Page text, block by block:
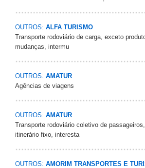
OUTROS: ALFA TURISMO
Transporte rodoviário de carga, exceto
mudanças, intermu
OUTROS: AMATUR
Agências de viagens
OUTROS: AMATUR
Transporte rodoviário coletivo de
itinerário fixo, interesta
OUTROS: AMORIM TRANSPORTES E